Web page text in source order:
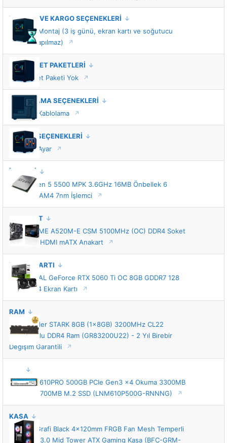
MONTAJ VE KARGO SEÇENEKLERİ
Standart Montaj (3 iş günü, ekran kartı ve soğutucu
montajı yapılmaz)
VIP HİZMET PAKETLERİ
VIP Hizmet Paketi Yok
KABLOLAMA SEÇENEKLERİ
Standart Kablolama
TUNING SEÇENEKLERİ
Standart Ayar
İŞLEMCİ
AMD Ryzen 5 5500 MPK 3.6GHz 16MB Önbellek 6
Çekirdek AM4 7nm İşlemci
ANAKART
ASUS PRIME A520M-E CSM 5100MHz (OC) DDR4 Soket
AM4 M.2 HDMI mATX Anakart
EKRAN KARTI
ASUS DUAL GeForce RTX 5060 Ti OC 8GB GDDR7 128
Bit DLSS 4 Ekran Kartı
RAM
GameRaider STARK 8GB (1x8GB) 3200MHz CL22
Soğutuculu DDR4 Ram (GR83200U22) - 2 Yıl Birebir
Değişim Garantili
Lexar NM610PRO 500GB PCIe Gen3 x4 Okuma 3300MB
– Yazma 1700MB M.2 SSD (LNM610P500G-RNNNG)
KASA
BitFenix Grafi Black 4x120mm FRGB Fan Mesh Temperli
Cam USB 3.0 Mid Tower ATX Gaming Kasa (BFC-GRM-